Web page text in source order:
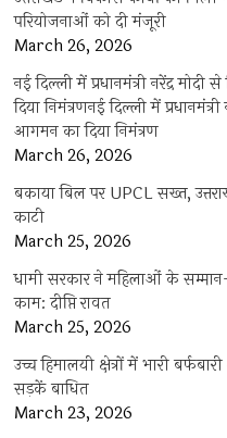
परियोजनाओं को दी मंजूरी
March 26, 2026
नई दिल्ली में प्रधानमंत्री नरेंद्र
दिया निमंत्रणनई दिल्ली में
आगमन का दिया निमंत्रण
March 26, 2026
बकाया बिल पर UPCL सख्त,
काटी
March 25, 2026
धामी सरकार ने महिलाओं के
काम: दीप्ति रावत
March 25, 2026
उच्च हिमालयी क्षेत्रों में भारी
सड़कें बाधित
March 23, 2026